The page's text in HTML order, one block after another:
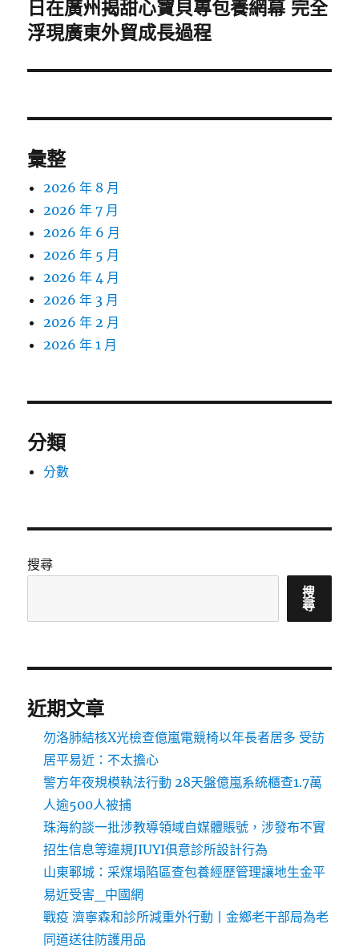
一
篇
章:
日在廣州揭甜心寶貝專包養網幕 完全
浮現廣東外貿成長過程
彙整
2026 年 8 月
2026 年 7 月
2026 年 6 月
2026 年 5 月
2026 年 4 月
2026 年 3 月
2026 年 2 月
2026 年 1 月
分類
分數
搜尋
搜
尋
近期文章
勿洛肺結核X光檢查億嵐電競椅以年長者居多 受訪
居平易近：不太擔心
警方年夜規模執法行動 28天盤億嵐系統櫃查1.7萬
人逾500人被捕
珠海約談一批涉教導領域自媒體賬號，涉發布不實
招生信息等違規JIUYI俱意診所設計行為
山東鄆城：采煤塌陷區查包養經歷管理讓地生金平
易近受害_中國網
戰疫 濟寧森和診所減重外行動丨金鄉老干部局為老
同道送往防護用品